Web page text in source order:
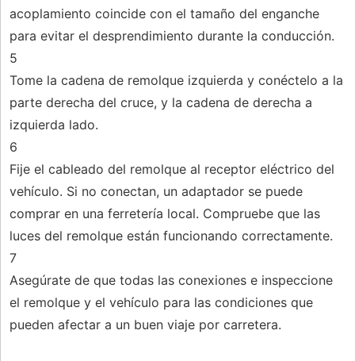
acoplamiento coincide con el tamaño del enganche
para evitar el desprendimiento durante la conducción.
5
Tome la cadena de remolque izquierda y conéctelo a la
parte derecha del cruce, y la cadena de derecha a
izquierda lado.
6
Fije el cableado del remolque al receptor eléctrico del
vehículo. Si no conectan, un adaptador se puede
comprar en una ferretería local. Compruebe que las
luces del remolque están funcionando correctamente.
7
Asegúrate de que todas las conexiones e inspeccione
el remolque y el vehículo para las condiciones que
pueden afectar a un buen viaje por carretera.